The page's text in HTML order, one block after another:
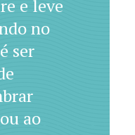
e leve
no
ser
ao